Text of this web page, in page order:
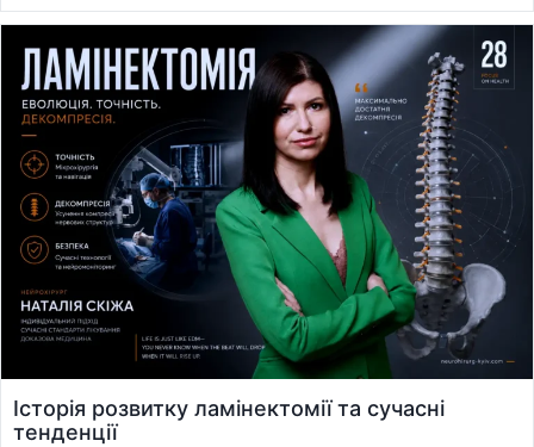
Історія розвитку ламінектомії та сучасні
тенденції